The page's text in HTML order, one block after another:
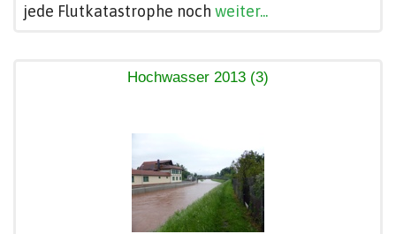
jede Flutkatastrophe noch weiter...
Hochwasser 2013 (3)